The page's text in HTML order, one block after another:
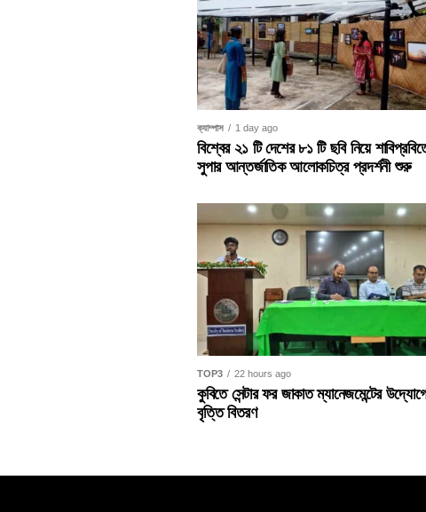
ক্যাম্পাস 1 day ago
বিশ্বের ২১ টি দেশের ৮১ টি ছবি নিয়ে
সুপার আন্তর্জাতিক আলোকচিত্র প্রদর্শনী শুরু
TOP3 22 hours ago
কুবিতে সেন্টার ফর জাকাত ম্যানেজমেন্টের
বৃত্তি বিতরণ